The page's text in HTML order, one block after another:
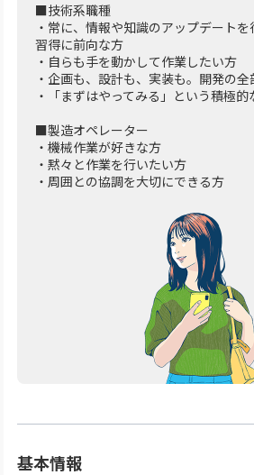
■技術系職種
・常に、情報や知識のアップデート
習得に前向な方
・自らも手を動かして作業したい方
・企画も、設計も、実装も。開発の
・「まずはやってみる」という積極
■製造オペレーター
・機械作業が好きな方
・黙々と作業を行いたい方
・周囲との協調を大切にできる方
基本情報